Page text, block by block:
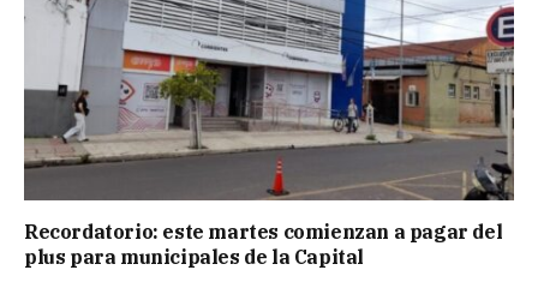
Recordatorio: este martes comienzan a pagar del
plus para municipales de la Capital